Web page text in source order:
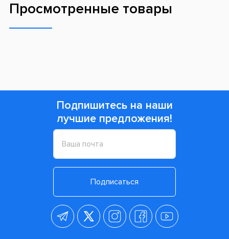
Просмотренные товары
Подпишитесь на наши
лучшие предложения!
Подписаться